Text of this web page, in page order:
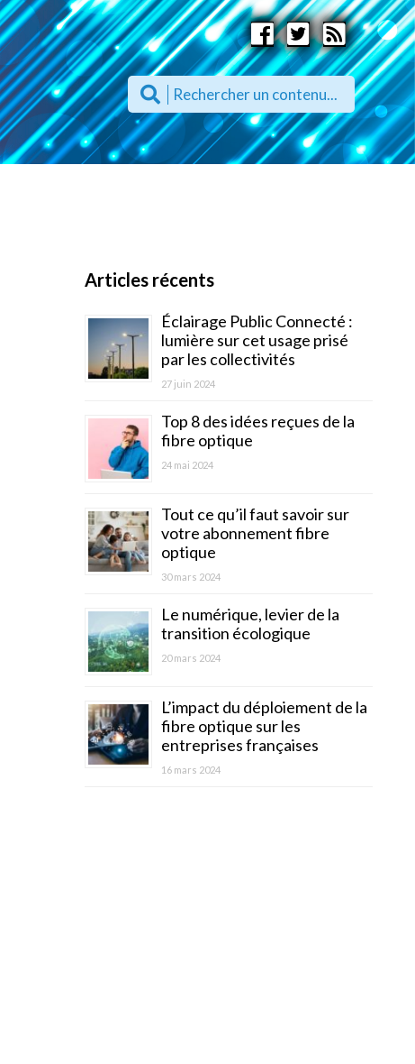
Articles récents
Éclairage Public Connecté :
lumière sur cet usage prisé
par les collectivités
27 juin 2024
Top 8 des idées reçues de la
fibre optique
24 mai 2024
Tout ce qu’il faut savoir sur
votre abonnement fibre
optique
30 mars 2024
Le numérique, levier de la
transition écologique
20 mars 2024
L’impact du déploiement de la
fibre optique sur les
entreprises françaises
16 mars 2024